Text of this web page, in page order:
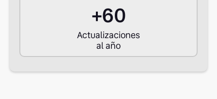
+60
Actualizaciones
al año